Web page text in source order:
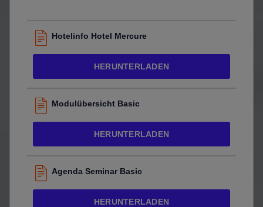
Hotelinfo Hotel Mercure
HERUNTERLADEN
Modulübersicht Basic
HERUNTERLADEN
Agenda Seminar Basic
HERUNTERLADEN